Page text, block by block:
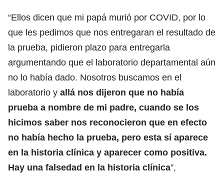
“Ellos dicen que mi papá murió por COVID, por lo
que les pedimos que nos entregaran el resultado de
la prueba, pidieron plazo para entregarla
argumentando que el laboratorio departamental aún
no lo había dado. Nosotros buscamos en el
laboratorio y allá nos dijeron que no había
prueba a nombre de mi padre, cuando se los
hicimos saber nos reconocieron que en efecto
no había hecho la prueba, pero esta sí aparece
en la historia clínica y aparecer como positiva.
Hay una falsedad en la historia clínica”,